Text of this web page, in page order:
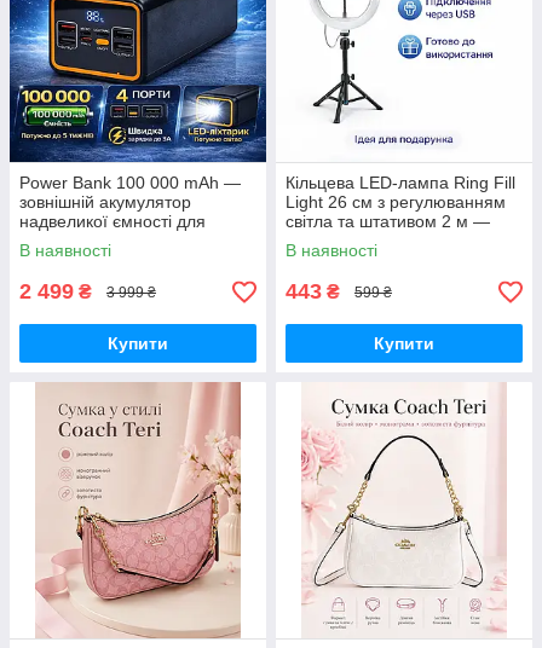
Power Bank 100 000 mAh —
зовнішній акумулятор
надвеликої ємності для
телефону, роутера та
автономного живлення
В наявності
2 499 ₴ 3 999 ₴
Купити
Кільцева LED-лампа Ring Fill
Light 26 см з регулюванням
світла та штативом 2 м —
світло для селфі, блогерів,
візажистів, фото-віде
В наявності
443 ₴ 599 ₴
Купити